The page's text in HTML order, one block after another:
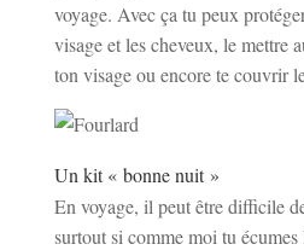
voyage. Avec ça tu peux
visage et les cheveux, le mettre
ton visage ou encore te couvrir
Un kit « bonne nuit »
En voyage, il peut être difficile
surtout si comme moi tu écumes